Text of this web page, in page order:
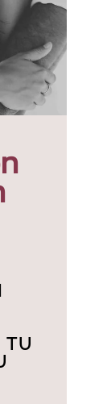
TU